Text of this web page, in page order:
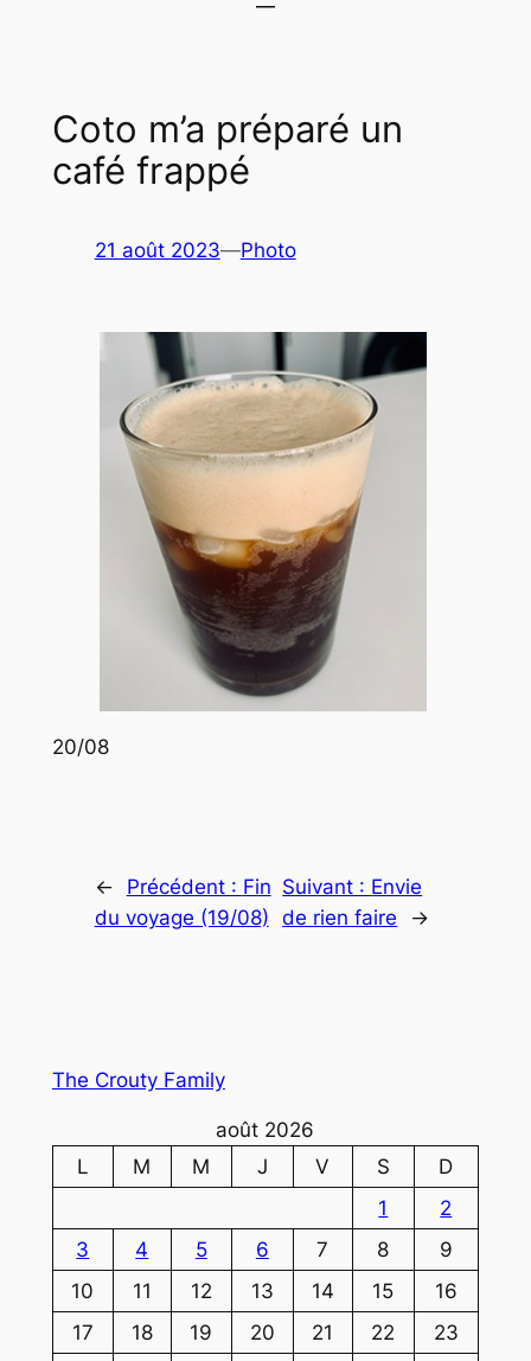
Coto m’a préparé un
café frappé
21 août 2023—Photo
20/08
← Précédent : Fin
du voyage (19/08)
Suivant : Envie
de rien faire
→
The Crouty Family
août 2026
L
M M J V S
D
1
2
3
4 5 6 7 8
9
10
11 12 13 14 15
16
17
18 19 20 21 22
23